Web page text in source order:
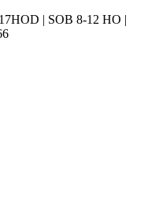
| SOB 8-12 HO |